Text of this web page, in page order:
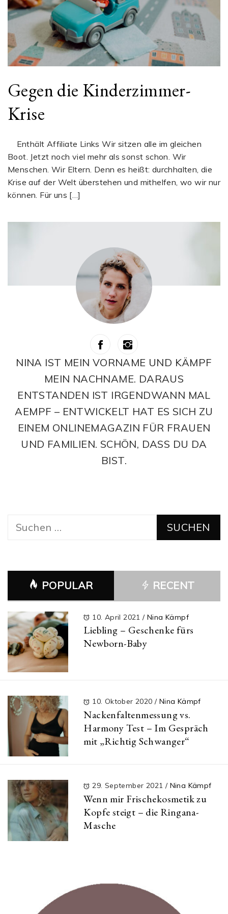
Gegen die Kinderzimmer-
Krise
Enthält Affiliate Links Wir sitzen alle im gleichen
Boot. Jetzt noch viel mehr als sonst schon. Wir
Menschen. Wir Eltern. Denn es heißt: durchhalten, die
Krise auf der Welt überstehen und mithelfen, wo wir nur
können. Für uns […]
NINA IST MEIN VORNAME UND KÄMPF
MEIN NACHNAME. DARAUS
ENTSTANDEN IST IRGENDWANN MAL
AEMPF – ENTWICKELT HAT ES SICH ZU
EINEM ONLINEMAGAZIN FÜR FRAUEN
UND FAMILIEN. SCHÖN, DASS DU DA
BIST.
Suchen
POPULAR RECENT
10. April 2021/ Nina Kämpf
Liebling – Geschenke fürs
Newborn-Baby
10. Oktober 2020 / Nina Kämpf
Nackenfaltenmessung vs.
Harmony Test – Im Gespräch
mit „Richtig Schwanger“
29. September 2021 / Nina Kämpf
Wenn mir Frischekosmetik zu
Kopfe steigt – die Ringana-
Masche